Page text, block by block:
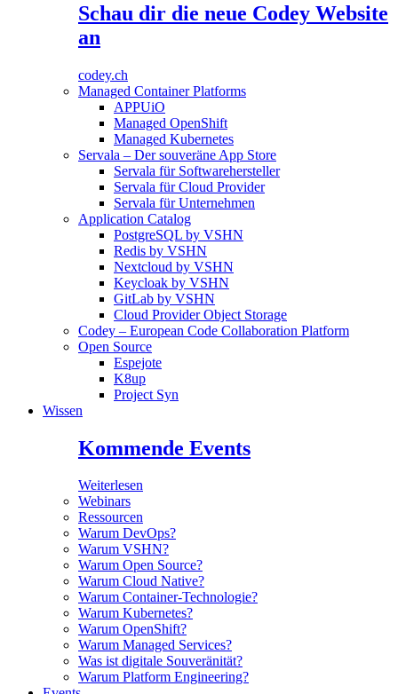
Schau dir die neue Codey Website
an
codey.ch
Managed Container Platforms
APPUiO
Managed OpenShift
Managed Kubernetes
Servala – Der souveräne App Store
Servala für Softwarehersteller
Servala für Cloud Provider
Servala für Unternehmen
Application Catalog
PostgreSQL by VSHN
Redis by VSHN
Nextcloud by VSHN
Keycloak by VSHN
GitLab by VSHN
Cloud Provider Object Storage
Codey – European Code Collaboration Platform
Open Source
Espejote
K8up
Project Syn
Wissen
Kommende Events
Weiterlesen
Webinars
Ressourcen
Warum DevOps?
Warum VSHN?
Warum Open Source?
Warum Cloud Native?
Warum Container-Technologie?
Warum Kubernetes?
Warum OpenShift?
Warum Managed Services?
Was ist digitale Souveränität?
Warum Platform Engineering?